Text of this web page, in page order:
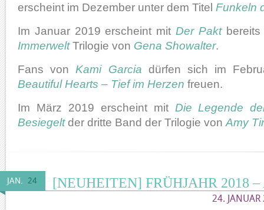
erscheint im Dezember unter dem Titel Funkeln
Im Januar 2019 erscheint mit Der Paktbereits
ImmerweltTrilogie von Gena Showalter.
Fans von Kami Garcia dürfen sich im
Beautiful Hearts – Tief im Herzen freuen.
Im März 2019 erscheint mit Die Legende
Besiegeltder dritte Band der Trilogie von Amy
JAN. 24 [NEUHEITEN] FRÜHJAHR 2018
24.